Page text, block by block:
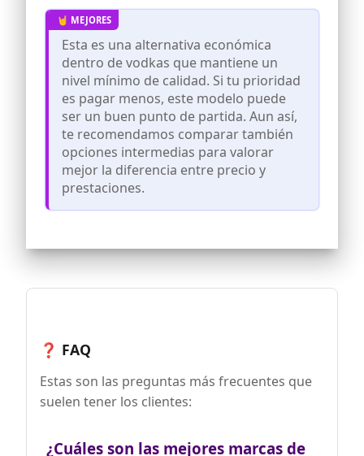
Disfruta del vodka belvedere puro, con
hielo o en cócteles
Contenido de alcohol (alc/vol): 40.0
percent by volume
Procedencia: Poland
Como servir: Serve at room
temperature
Esta es una alternativa económica
dentro de vodkas que mantiene un
nivel mínimo de calidad. Si tu prioridad
es pagar menos, este modelo puede
ser un buen punto de partida. Aun así,
te recomendamos comparar también
opciones intermedias para valorar
mejor la diferencia entre precio y
prestaciones.
❓ FAQ
Estas son las preguntas más frecuentes que
suelen tener los clientes:
¿Cuáles son las mejores marcas de